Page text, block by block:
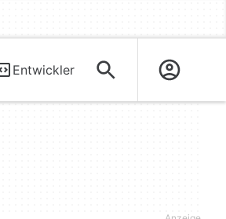
Entwickler